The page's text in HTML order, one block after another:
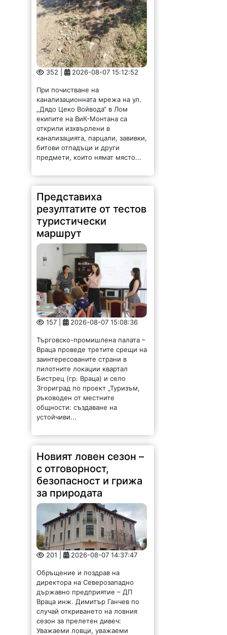
352 | 2026-08-07 15:12:52
При почистване на
канализационната мрежа на ул.
„Дядо Цеко Войвода“ в Лом
екипите на ВиК-Монтана са
открили изхвърлени в
канализацията, парцали, завивки,
битови отпадъци и други
предмети, които нямат място...
Представиха
резултатите от тестов
туристически
маршрут
157 | 2026-08-07 15:08:36
Търговско-промишлена палата –
Враца проведе третите срещи на
заинтересованите страни в
пилотните локации квартал
Бистрец (гр. Враца) и село
Згориград по проект „Туризъм,
ръководен от местните
общности: създаване на
устойчиви...
Новият ловен сезон –
с отговорност,
безопасност и грижа
за природата
201 | 2026-08-07 14:37:47
Обръщение и поздрав на
директора на Северозападно
държавно предприятие – ДП
Враца инж. Димитър Ганчев по
случай откриването на ловния
сезон за прелетен дивеч:
Уважаеми ловци, уважаеми